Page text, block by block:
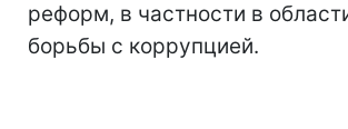
реформ, в частности в
борьбы с коррупцией.